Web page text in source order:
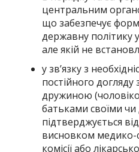
центральним
що забезпечує
державну політику
але якій не
у зв’язку з
постійного
дружиною
батьками своїми
підтверджується
висновком медико-
комісії або